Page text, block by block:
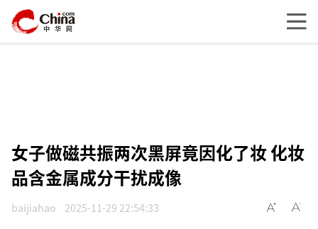
女子做磁共振两次黑屏竟因化了妆 化妆
品含金属成分干扰成像
baijiahao 2025-11-29 22:54:33